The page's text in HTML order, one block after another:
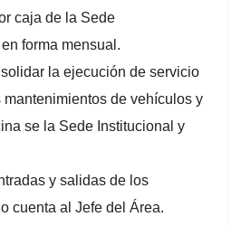
caja de la Sede
forma mensual.
la ejecución de servicio
mantenimientos de vehículos y
se la Sede Institucional y
y salidas de los
cuenta al Jefe del Área.